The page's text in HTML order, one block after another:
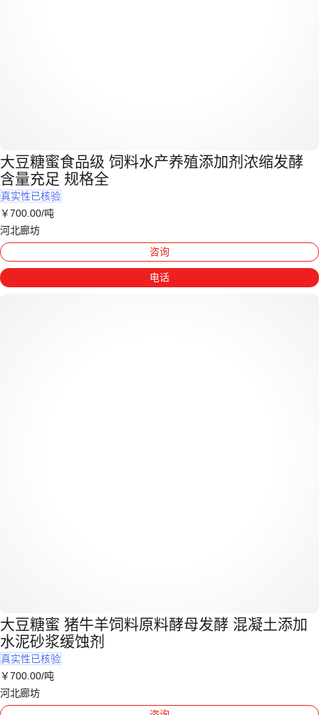
大豆糖蜜食品级 饲料水产养殖添加剂浓缩发酵
含量充足 规格全
真实性已核验
￥700.00/吨
河北廊坊
咨询
电话
大豆糖蜜 猪牛羊饲料原料酵母发酵 混凝土添加
水泥砂浆缓蚀剂
真实性已核验
￥700.00/吨
河北廊坊